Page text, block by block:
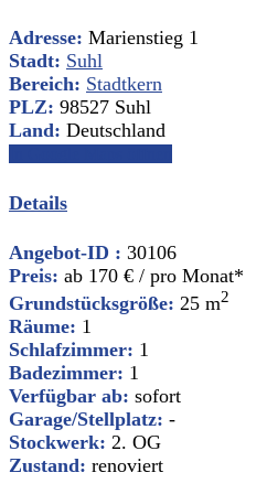
Adresse: Marienstieg 1
Stadt: Suhl
Bereich: Stadtkern
PLZ: 98527 Suhl
Land: Deutschland
Details
Angebot-ID : 30106
Preis: ab 170 € / pro Monat*
Grundstücksgröße: 25 m2
Räume: 1
Schlafzimmer: 1
Badezimmer: 1
Verfügbar ab: sofort
Garage/Stellplatz: -
Stockwerk: 2. OG
Zustand: renoviert